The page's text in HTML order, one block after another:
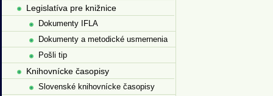
Legislatíva pre knižnice
Dokumenty IFLA
Dokumenty a metodické usmernenia
Pošli tip
Knihovnícke časopisy
Slovenské knihovnícke časopisy